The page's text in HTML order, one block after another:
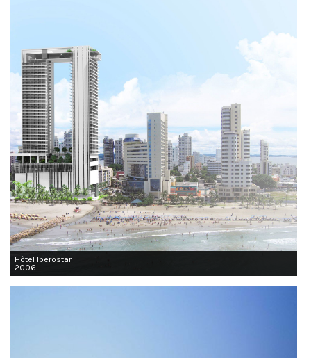
Hôtel Iberostar
2006